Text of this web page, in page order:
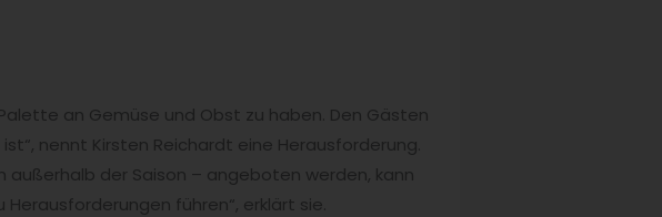
an Gemüse und Obst zu haben. Den Gästen
nennt Kirsten Reichardt eine Herausforderung.
außerhalb der Saison – angeboten werden, kann
führen“, erklärt sie.